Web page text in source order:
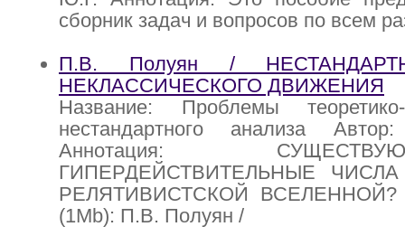
сборник задач и вопросов по всем
П.В. Полуян /
НЕКЛАССИЧЕСКОГО ДВИЖЕНИЯ
Название: Проблемы теоретико-
нестандартного анализа
Аннотация:
ГИПЕРДЕЙСТВИТЕЛЬНЫЕ
РЕЛЯТИВИСТСКОЙ ВСЕЛЕННОЙ?
(1Mb): П.В. Полуян /